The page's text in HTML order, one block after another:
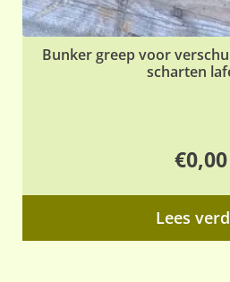
Bunker greep voor
scharten
€0,00
Lees